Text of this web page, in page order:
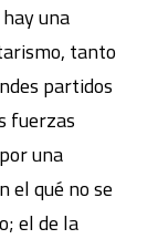
una
tanto
partidos
fuerzas
una
el qué no se
el de la